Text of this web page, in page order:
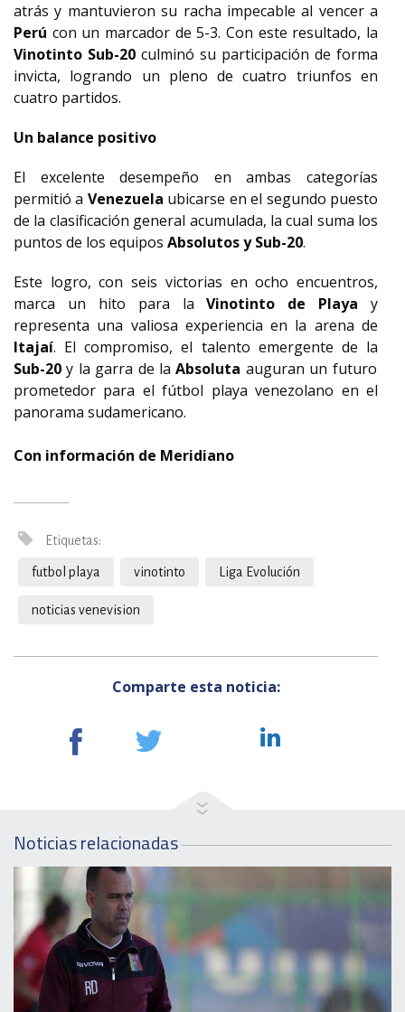
atrás y mantuvieron su racha impecable al vencer a
Perú con un marcador de 5-3. Con este resultado, la
Vinotinto Sub-20 culminó su participación de forma
invicta, logrando un pleno de cuatro triunfos en
cuatro partidos.
Un balance positivo
El excelente desempeño en ambas categorías
permitió a Venezuela ubicarse en el segundo puesto
de la clasificación general acumulada, la cual suma los
puntos de los equipos Absolutos y Sub-20.
Este logro, con seis victorias en ocho encuentros,
marca un hito para laVinotinto de Playa y
representa una valiosa experiencia en la arena de
Itajaí. El compromiso, el talento emergente de la
Sub-20 y la garra de laAbsoluta auguran un futuro
prometedor para el fútbol playa venezolano en el
panorama sudamericano.
Con información de Meridiano
Etiquetas:
futbol playa vinotinto Liga Evolución
noticias venevision
Comparte esta noticia:
Noticias relacionadas